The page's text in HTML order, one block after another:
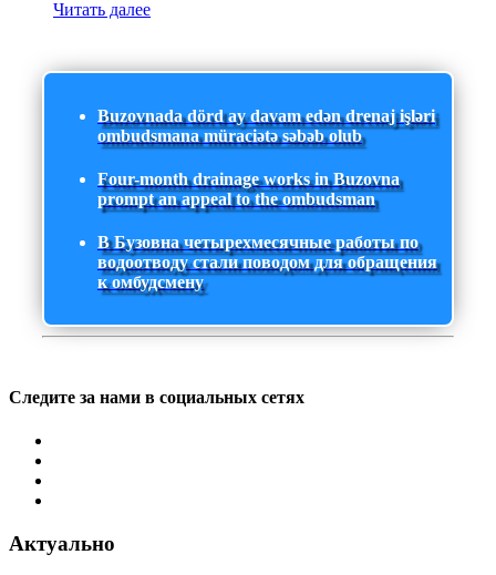
Читать далее
Buzovnada dörd ay davam edən drenaj işləri
ombudsmana müraciətə səbəb olub
Four-month drainage works in Buzovna
prompt an appeal to the ombudsman
В Бузовна четырехмесячные работы по
водоотводу стали поводом для обращения
к омбудсмену
Следите за нами в социальных сетях
Актуально